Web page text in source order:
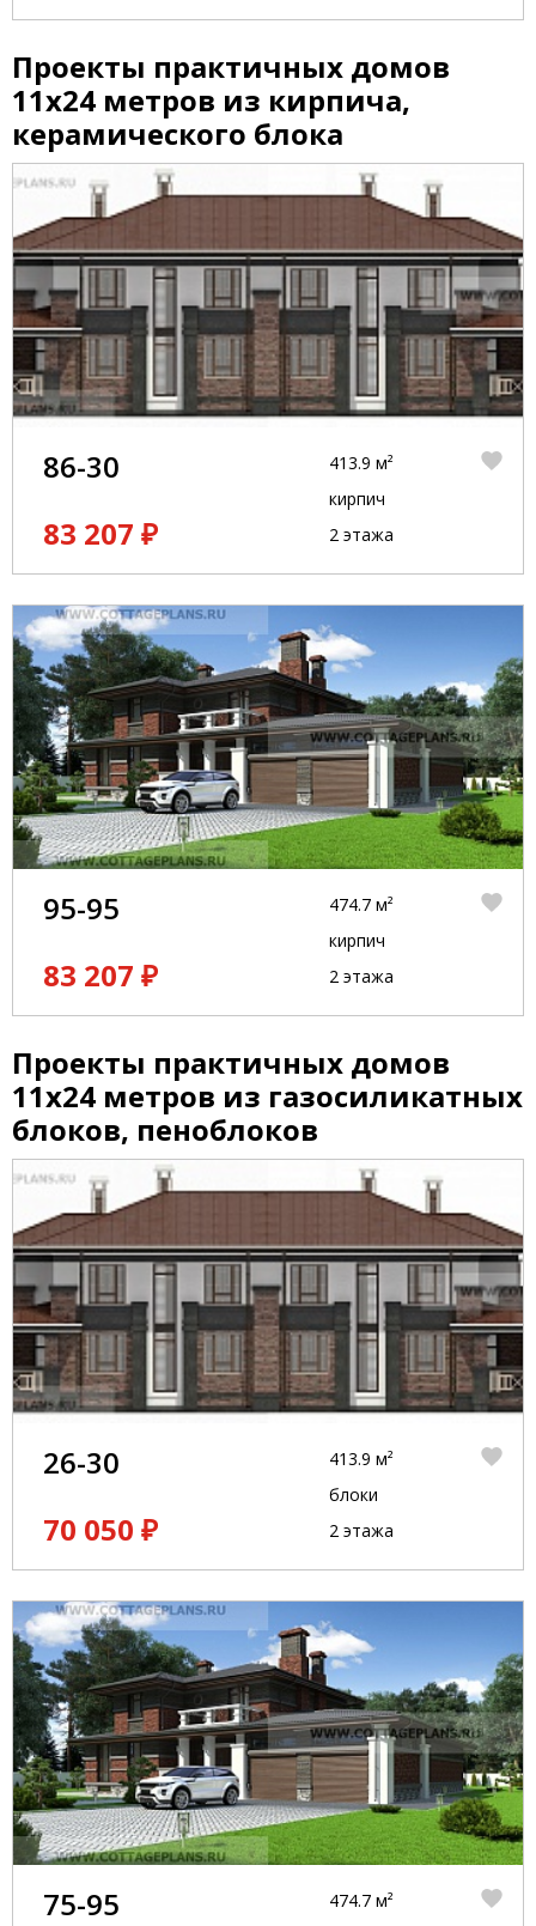
Проекты практичных домов
11x24 метров из кирпича,
керамического блока
86-30
83 207 ₽
413.9 м²
кирпич
2 этажа
95-95
83 207 ₽
474.7 м²
кирпич
2 этажа
Проекты практичных домов
11x24 метров из газосиликатных
блоков, пеноблоков
26-30
70 050 ₽
413.9 м²
блоки
2 этажа
75-95
474.7 м²